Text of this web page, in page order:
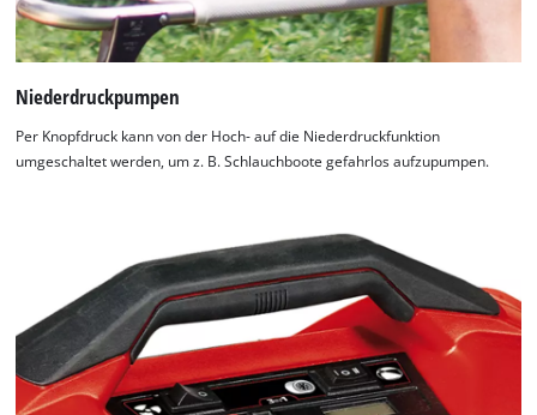
Niederdruckpumpen
Per Knopfdruck kann von der Hoch- auf die Niederdruckfunktion
umgeschaltet werden, um z. B. Schlauchboote gefahrlos aufzupumpen.